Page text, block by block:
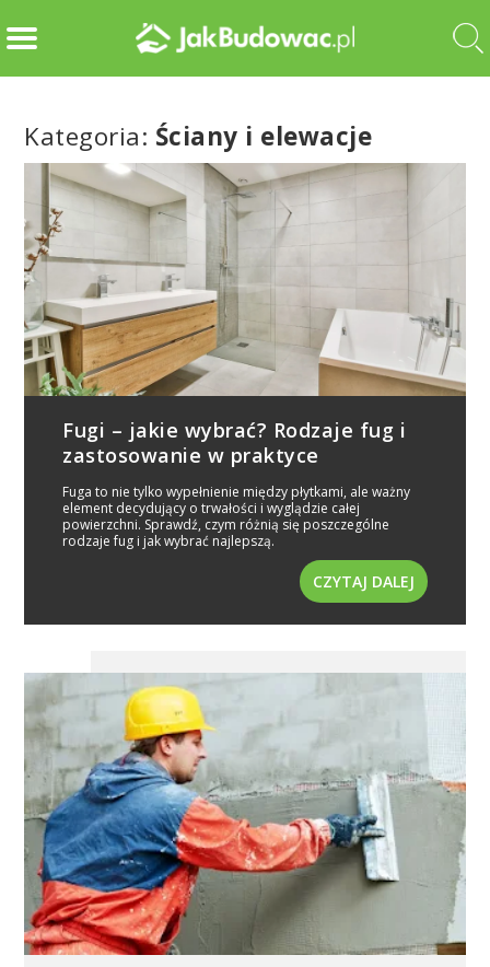
Kategoria: Ściany i elewacje
Fugi – jakie wybrać? Rodzaje fug i
zastosowanie w praktyce
Fuga to nie tylko wypełnienie między płytkami, ale ważny
element decydujący o trwałości i wyglądzie całej
powierzchni. Sprawdź, czym różnią się poszczególne
rodzaje fug i jak wybrać najlepszą.
CZYTAJ DALEJ